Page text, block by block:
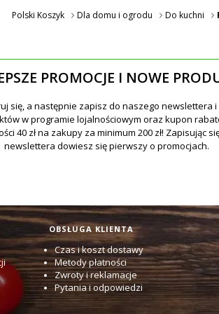
Polski Koszyk Dla domu i ogrodu Do kuchni
PROMOCJE I NOWE
OBSŁUGA KLIENTA
Czas i koszt dostawy
Metody płatności
Zwroty i reklamacje
Pytania i odpowiedzi